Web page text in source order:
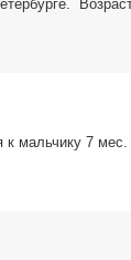
к маль­чи­ку 7